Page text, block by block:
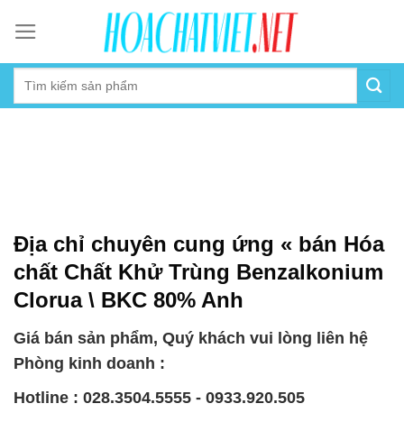
content
Địa chỉ chuyên cung ứng « bán Hóa
chất Chất Khử Trùng Benzalkonium
Clorua \ BKC 80% Anh
Giá bán sản phẩm, Quý khách vui lòng liên hệ
Phòng kinh doanh :
Hotline : 028.3504.5555 - 0933.920.505